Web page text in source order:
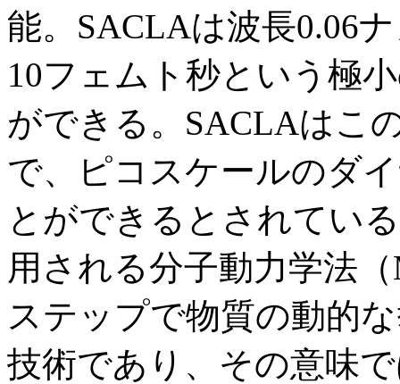
能。SACLAは波長0.06
10フェムト秒という極
ができる。SACLAはこ
で、ピコスケールのダ
とができるとされてい
用される分子動力学法
ステップで物質の動的
技術であり、その意味